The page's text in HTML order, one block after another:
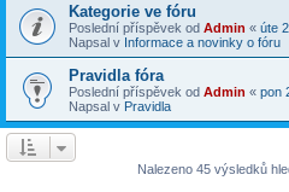
Kategorie ve fóru
Poslední příspěvek od Admin « úte
Napsal v Informace a novinky o fóru
Pravidla fóra
Poslední příspěvek od Admin « pon
Napsal v Pravidla
Nalezeno 45 výsledků